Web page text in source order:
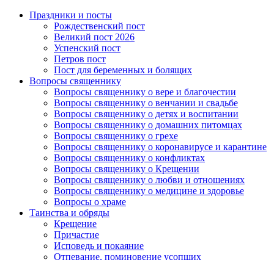
Праздники и посты
Рождественский пост
Великий пост 2026
Успенский пост
Петров пост
Пост для беременных и болящих
Вопросы священнику
Вопросы священнику о вере и благочестии
Вопросы священнику о венчании и свадьбе
Вопросы священнику о детях и воспитании
Вопросы священнику о домашних питомцах
Вопросы священнику о грехе
Вопросы священнику о коронавирусе и карантине
Вопросы священнику о конфликтах
Вопросы священнику о Крещении
Вопросы священнику о любви и отношениях
Вопросы священнику о медицине и здоровье
Вопросы о храме
Таинства и обряды
Крещение
Причастие
Исповедь и покаяние
Отпевание, поминовение усопших